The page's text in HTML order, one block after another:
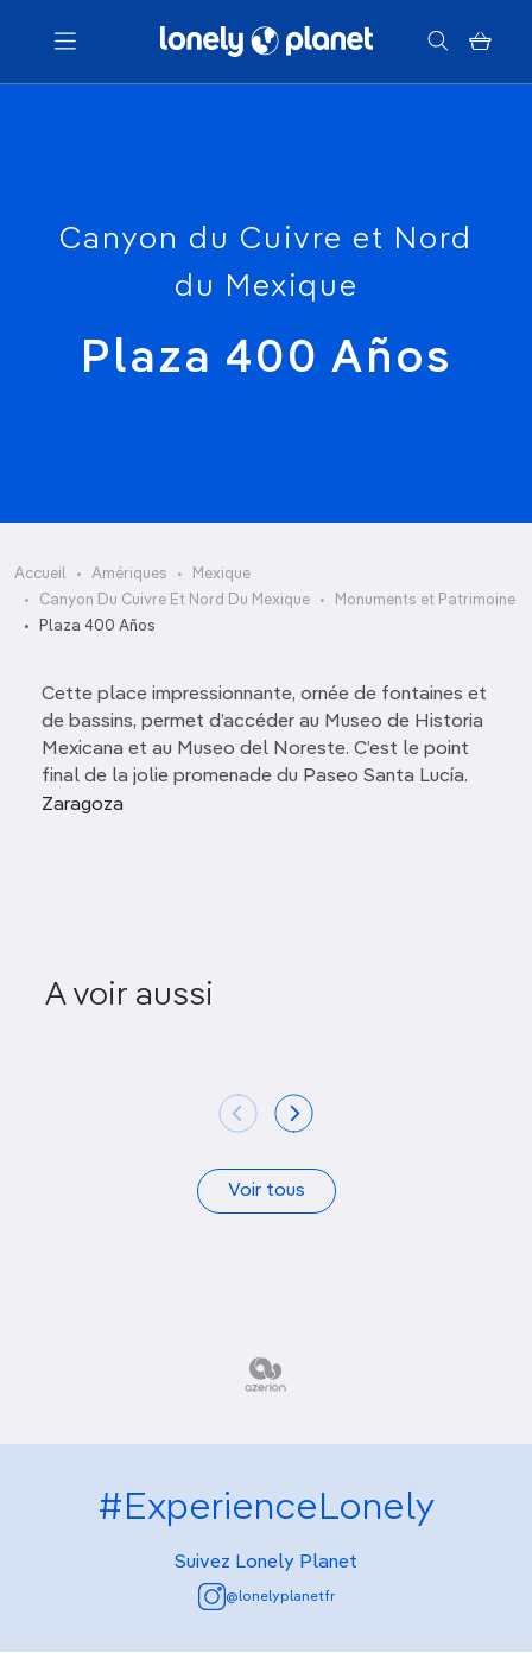
Menu
Canyon du Cuivre et Nord
du Mexique
Plaza 400 Años
Accueil Amériques
Mexique
Canyon Du Cuivre Et Nord Du Mexique
Monuments et Patrimoine
Plaza 400 Años
Cette place impressionnante, ornée de fontaines et
de bassins, permet d’accéder au Museo de Historia
Mexicana et au Museo del Noreste. C’est le point
final de la jolie promenade du Paseo Santa Lucía.
Zaragoza
A voir aussi
Palacio de Gobierno
Voir tous
#ExperienceLonely
Suivez Lonely Planet
@lonelyplanetfr